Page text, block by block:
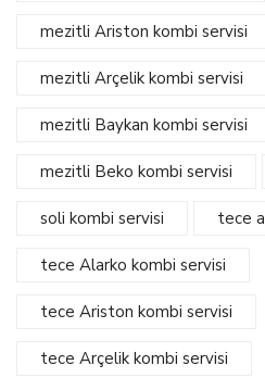
mezitli Ariston kombi servisi
mezitli Arçelik kombi servisi
mezitli Baykan kombi servisi
mezitli Beko kombi servisi
soli kombi servisi tece
tece Alarko kombi servisi
tece Ariston kombi servisi
tece Arçelik kombi servisi